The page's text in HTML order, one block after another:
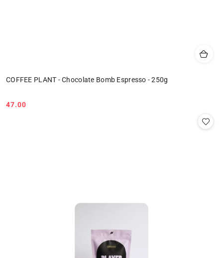
COFFEE PLANT - Chocolate Bomb Espresso - 250g
Cena:
47.00